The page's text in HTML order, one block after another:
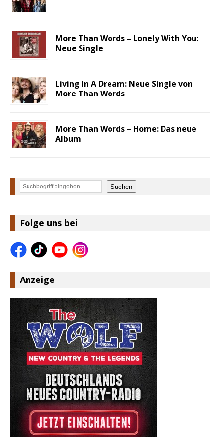
More Than Words – Lonely With You:
Neue Single
Living In A Dream: Neue Single von
More Than Words
More Than Words – Home: Das neue
Album
Suchen Suchen
Folge uns bei
Anzeige